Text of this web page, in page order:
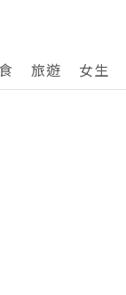
旅遊 女生